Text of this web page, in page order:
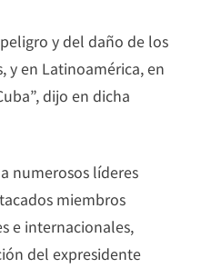
y del daño de los
y en Latinoamérica, en
dijo en dicha
numerosos líderes
miembros
e internacionales,
del expresidente